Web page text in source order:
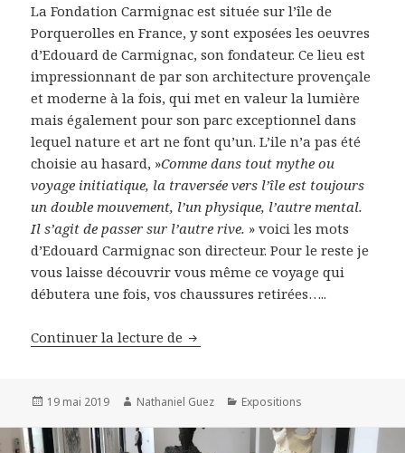
La Fondation Carmignac est située sur l’île de
Porquerolles en France, y sont exposées les oeuvres
d’Edouard de Carmignac, son fondateur. Ce lieu est
impressionnant de par son architecture provençale
et moderne à la fois, qui met en valeur la lumière
mais également pour son parc exceptionnel dans
lequel nature et art ne font qu’un. L’ile n’a pas été
choisie au hasard, »Comme dans tout mythe ou
voyage initiatique, la traversée vers l’île est toujours
un double mouvement, l’un physique, l’autre mental.
Il s’agit de passer sur l’autre rive. » voici les mots
d’Edouard Carmignac son directeur. Pour le reste je
vous laisse découvrir vous même ce voyage qui
débutera une fois, vos chaussures retirées…..
Continuer la lecture de Visite de la fondation Carmignac
Publié
19 mai 2019 Auteur
Nathaniel Guez Catégories
Expositions